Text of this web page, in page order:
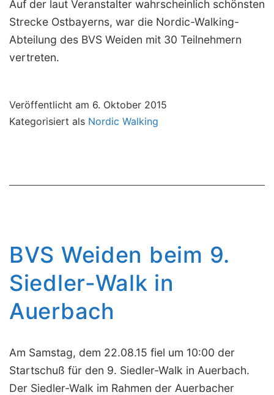
Auf der laut Veranstalter wahrscheinlich schönsten
Strecke Ostbayerns, war die Nordic-Walking-
Abteilung des BVS Weiden mit 30 Teilnehmern
vertreten.
Veröffentlicht am 6. Oktober 2015
Kategorisiert als Nordic Walking
BVS Weiden beim 9.
Siedler-Walk in
Auerbach
Am Samstag, dem 22.08.15 fiel um 10:00 der
Startschuß für den 9. Siedler-Walk in Auerbach.
Der Siedler-Walk im Rahmen der Auerbacher